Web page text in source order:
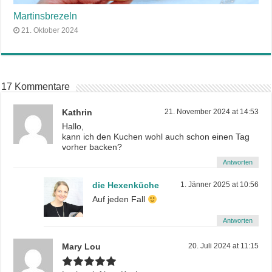
Martinsbrezeln
21. Oktober 2024
17 Kommentare
Kathrin 21. November 2024 at 14:53
Hallo,
kann ich den Kuchen wohl auch schon einen Tag
vorher backen?
Antworten
die Hexenküche 1. Jänner 2025 at 10:56
Auf jeden Fall
Antworten
Mary Lou 20. Juli 2024 at 11:15